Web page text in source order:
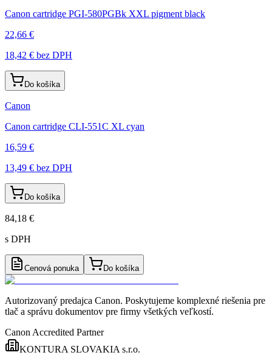
Canon cartridge PGI-580PGBk XXL pigment black
22,66 €
18,42 € bez DPH
Do košíka
Canon
Canon cartridge CLI-551C XL cyan
16,59 €
13,49 € bez DPH
Do košíka
84,18 €
s DPH
Cenová ponuka Do košíka
Autorizovaný predajca Canon. Poskytujeme komplexné riešenia pre
tlač a správu dokumentov pre firmy všetkých veľkostí.
Canon Accredited Partner
KONTURA SLOVAKIA s.r.o.